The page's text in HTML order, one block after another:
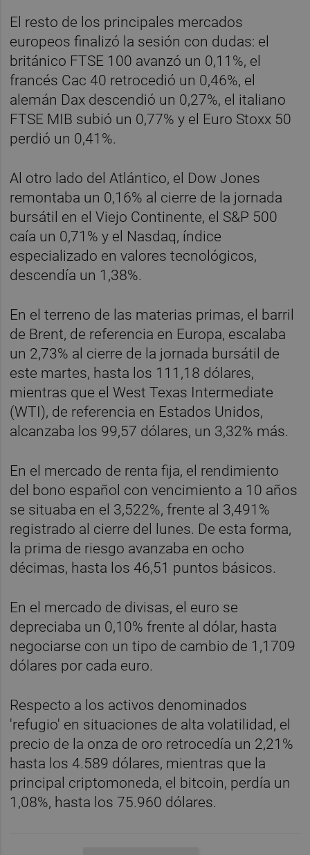
El resto de los principales mercados
europeos finalizó la sesión con dudas: el
británico FTSE 100 avanzó un 0,11%, el
francés Cac 40 retrocedió un 0,46%, el
alemán Dax descendió un 0,27%, el italiano
FTSE MIB subió un 0,77% y el Euro Stoxx 50
perdió un 0,41%.
Al otro lado del Atlántico, el Dow Jones
remontaba un 0,16% al cierre de la jornada
bursátil en el Viejo Continente, el S&P 500
caía un 0,71% y el Nasdaq, índice
especializado en valores tecnológicos,
descendía un 1,38%.
En el terreno de las materias primas, el barril
de Brent, de referencia en Europa, escalaba
un 2,73% al cierre de la jornada bursátil de
este martes, hasta los 111,18 dólares,
mientras que el West Texas Intermediate
(WTI), de referencia en Estados Unidos,
alcanzaba los 99,57 dólares, un 3,32% más.
En el mercado de renta fija, el rendimiento
del bono español con vencimiento a 10 años
se situaba en el 3,522%, frente al 3,491%
registrado al cierre del lunes. De esta forma,
la prima de riesgo avanzaba en ocho
décimas, hasta los 46,51 puntos básicos.
En el mercado de divisas, el euro se
depreciaba un 0,10% frente al dólar, hasta
negociarse con un tipo de cambio de 1,1709
dólares por cada euro.
Respecto a los activos denominados
'refugio' en situaciones de alta volatilidad, el
precio de la onza de oro retrocedía un 2,21%
hasta los 4.589 dólares, mientras que la
principal criptomoneda, el bitcoin, perdía un
1,08%, hasta los 75.960 dólares.